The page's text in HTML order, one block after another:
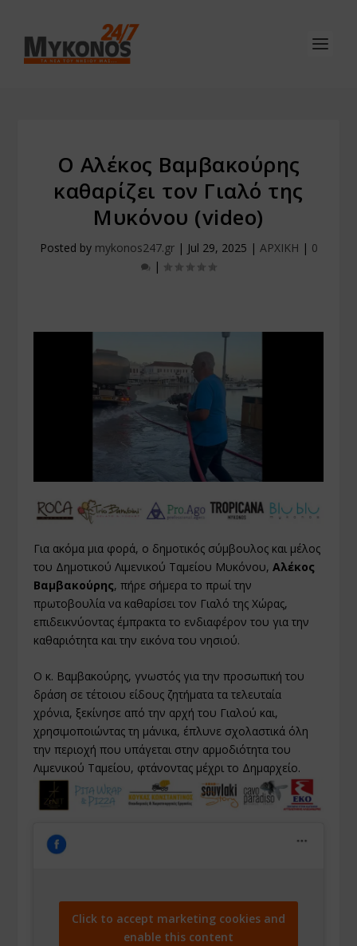
Ο Αλέκος Βαμβακούρης
καθαρίζει τον Γιαλό της
Μυκόνου (video)
Posted by mykonos247.gr| Jul 29, 2025 | ΑΡΧΙΚΗ | 0
|
Για ακόμα μια φορά, ο δημοτικός σύμβουλος και μέλος
του Δημοτικού Λιμενικού Ταμείου Μυκόνου,Αλέκος
Βαμβακούρης, πήρε σήμερα το πρωί την
πρωτοβουλία να καθαρίσει τον Γιαλό της Χώρας,
επιδεικνύοντας έμπρακτα το ενδιαφέρον του για την
καθαριότητα και την εικόνα του νησιού.
Ο κ. Βαμβακούρης, γνωστός για την προσωπική του
δράση σε τέτοιου είδους ζητήματα τα τελευταία
χρόνια, ξεκίνησε από την αρχή του Γιαλού και,
χρησιμοποιώντας τη μάνικα, έπλυνε σχολαστικά όλη
την περιοχή που υπάγεται στην αρμοδιότητα του
Λιμενικού Ταμείου, φτάνοντας μέχρι το Δημαρχείο.
Click to accept marketing cookies and
enable this content